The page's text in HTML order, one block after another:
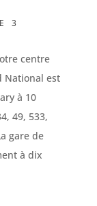
3
centre
National est
à 10
49, 533,
gare de
à dix